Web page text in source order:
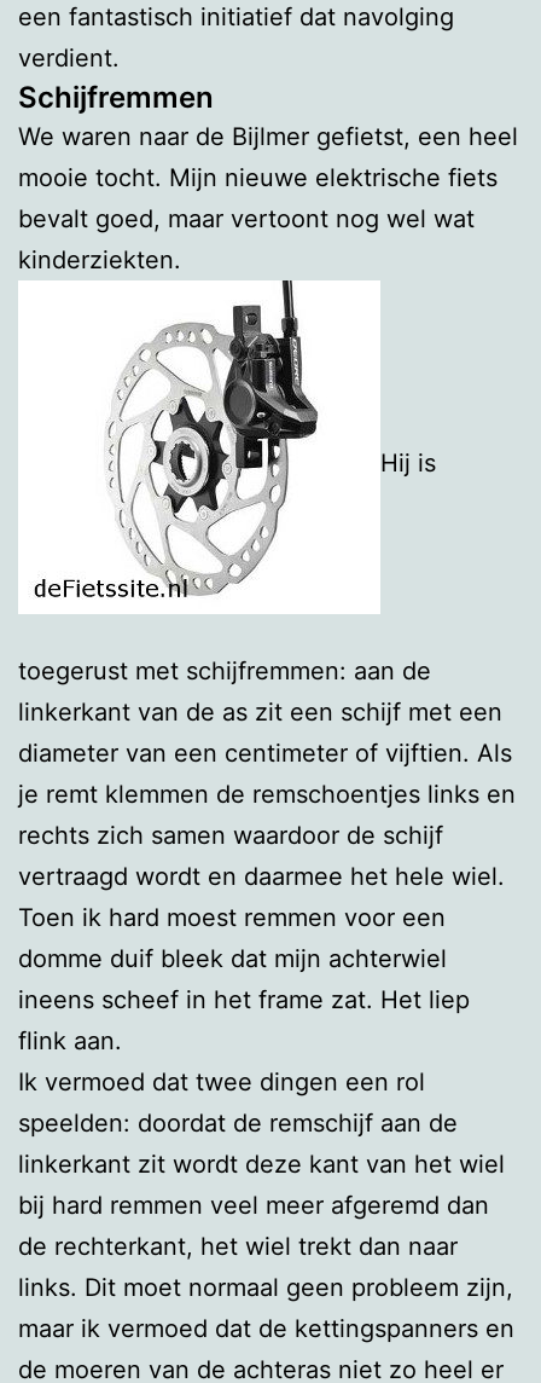
een fantastisch initiatief dat navolging
verdient.
Schijfremmen
We waren naar de Bijlmer gefietst, een heel
mooie tocht. Mijn nieuwe elektrische fiets
bevalt goed, maar vertoont nog wel wat
kinderziekten.
Hij is
toegerust met schijfremmen: aan de
linkerkant van de as zit een schijf met een
diameter van een centimeter of vijftien. Als
je remt klemmen de remschoentjes links en
rechts zich samen waardoor de schijf
vertraagd wordt en daarmee het hele wiel.
Toen ik hard moest remmen voor een
domme duif bleek dat mijn achterwiel
ineens scheef in het frame zat. Het liep
flink aan.
Ik vermoed dat twee dingen een rol
speelden: doordat de remschijf aan de
linkerkant zit wordt deze kant van het wiel
bij hard remmen veel meer afgeremd dan
de rechterkant, het wiel trekt dan naar
links. Dit moet normaal geen probleem zijn,
maar ik vermoed dat de kettingspanners en
de moeren van de achteras niet zo heel er